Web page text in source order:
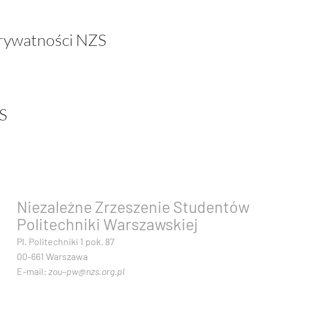
NZS
Niezależne Zrzeszenie Studentów
Politechniki Warszawskiej
Pl. Politechniki 1 pok. 87
00-661 Warszawa
E-mail: zou–pw@nzs.org.pl